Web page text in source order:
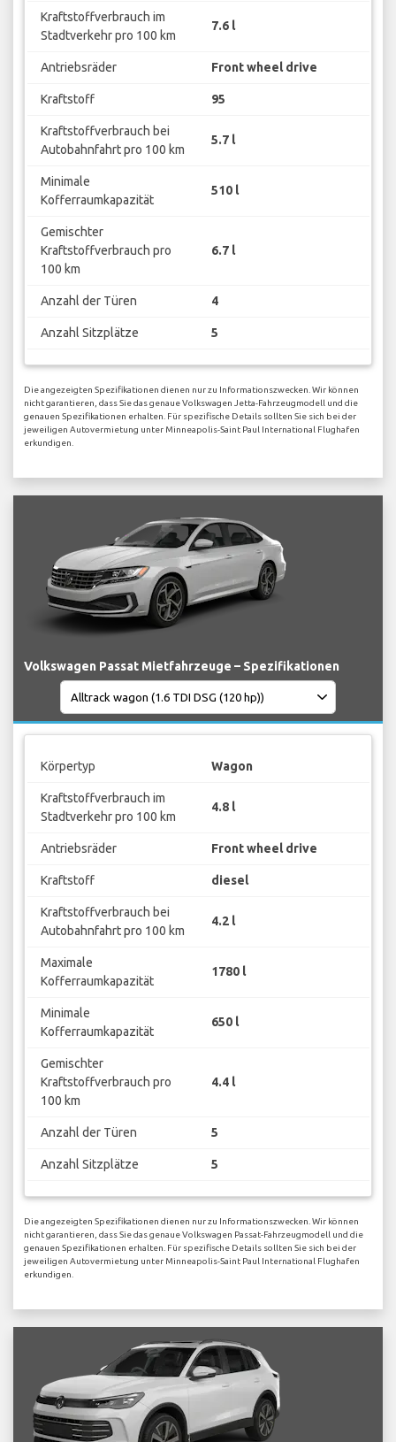
Kraftstoffverbrauch im
Stadtverkehr pro 100 km
7.6 l
Antriebsräder Front wheel drive
Kraftstoff 95
Kraftstoffverbrauch bei
Autobahnfahrt pro 100 km
5.7 l
Minimale
Kofferraumkapazität
510 l
Gemischter
Kraftstoffverbrauch pro
100 km
6.7 l
Anzahl der Türen 4
Anzahl Sitzplätze 5
Die angezeigten Spezifikationen dienen nur zu Informationszwecken. Wir können
nicht garantieren, dass Sie das genaue Volkswagen Jetta-Fahrzeugmodell und die
genauen Spezifikationen erhalten. Für spezifische Details sollten Sie sich bei der
jeweiligen Autovermietung unter Minneapolis-Saint Paul International Flughafen
erkundigen.
Volkswagen Passat Mietfahrzeuge – Spezifikationen
Körpertyp Wagon
Kraftstoffverbrauch im
Stadtverkehr pro 100 km
4.8 l
Antriebsräder Front wheel drive
Kraftstoff diesel
Kraftstoffverbrauch bei
Autobahnfahrt pro 100 km
4.2 l
Maximale
Kofferraumkapazität
1780 l
Minimale
Kofferraumkapazität
650 l
Gemischter
Kraftstoffverbrauch pro
100 km
4.4 l
Anzahl der Türen 5
Anzahl Sitzplätze 5
Die angezeigten Spezifikationen dienen nur zu Informationszwecken. Wir können
nicht garantieren, dass Sie das genaue Volkswagen Passat-Fahrzeugmodell und die
genauen Spezifikationen erhalten. Für spezifische Details sollten Sie sich bei der
jeweiligen Autovermietung unter Minneapolis-Saint Paul International Flughafen
erkundigen.